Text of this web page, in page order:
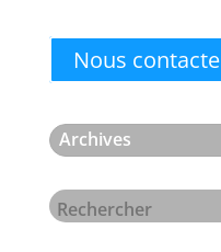
Nous
Archives